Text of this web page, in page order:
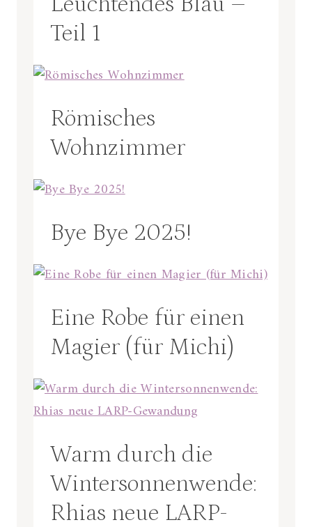
Teil 1
Römisches
Wohnzimmer
Bye Bye 2025!
Eine Robe für einen
Magier (für Michi)
Warm durch die
Wintersonnenwende:
Rhias neue LARP-